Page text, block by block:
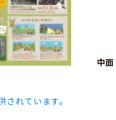
中面
れています。